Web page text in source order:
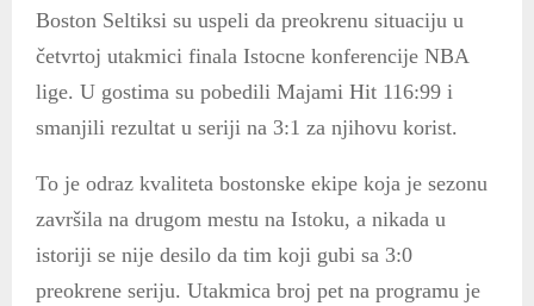
Boston Seltiksi su uspeli da preokrenu situaciju u
četvrtoj utakmici finala Istocne konferencije NBA
lige. U gostima su pobedili Majami Hit 116:99 i
smanjili rezultat u seriji na 3:1 za njihovu korist.
To je odraz kvaliteta bostonske ekipe koja je sezonu
završila na drugom mestu na Istoku, a nikada u
istoriji se nije desilo da tim koji gubi sa 3:0
preokrene seriju. Utakmica broj pet na programu je